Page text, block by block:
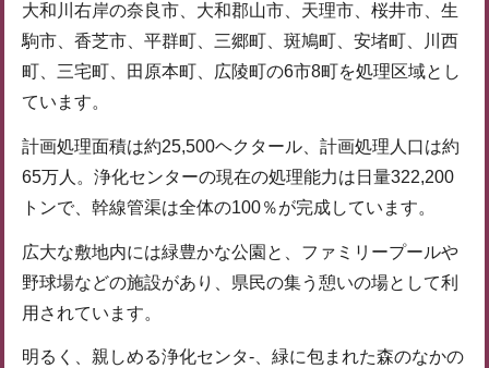
大和川右岸の奈良市、大和郡山市、天理市、桜井市、生
駒市、香芝市、平群町、三郷町、斑鳩町、安堵町、川西
町、三宅町、田原本町、広陵町の6市8町を処理区域とし
ています。
計画処理面積は約25,500ヘクタール、計画処理人口は約
65万人。浄化センターの現在の処理能力は日量322,200
トンで、幹線管渠は全体の100％が完成しています。
広大な敷地内には緑豊かな公園と、ファミリープールや
野球場などの施設があり、県民の集う憩いの場として利
用されています。
明るく、親しめる浄化センタ-、緑に包まれた森のなかの